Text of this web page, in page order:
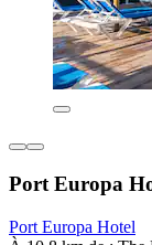
Port Europa
Port Europa Hotel